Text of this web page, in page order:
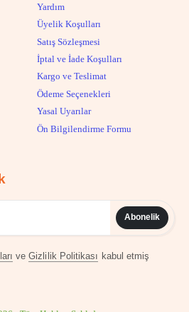
Yardım
Üyelik Koşulları
Satış Sözleşmesi
İptal ve İade Koşulları
Kargo ve Teslimat
Ödeme Seçenekleri
Yasal Uyarılar
Ön Bilgilendirme Formu
Abonelik
veGizlilik Politikası kabul etmiş